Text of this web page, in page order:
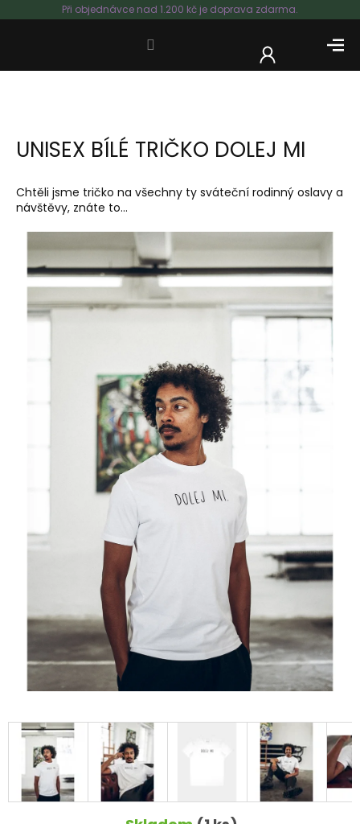
na
Při objednávce nad 1.200 kč je doprava zdarma.
UNISEX BÍLÉ TRIČKO DOLEJ MI
Chtěli jsme tričko na všechny ty sváteční rodinný oslavy a
návštěvy, znáte to...